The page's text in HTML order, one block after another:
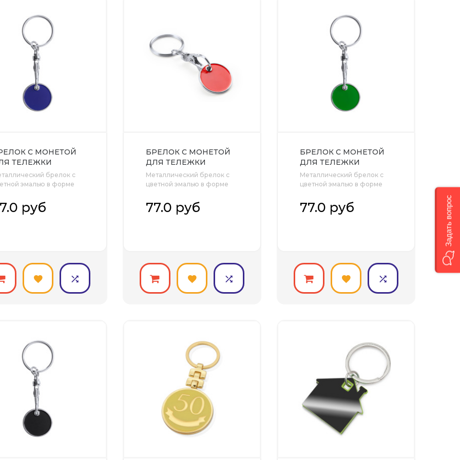
С МОНЕТОЙ
ТЕЛЕЖКИ
брелок с
эмалью в форме
руб
БРЕЛОК С МОНЕТОЙ
ДЛЯ ТЕЛЕЖКИ
СУПЕРМАРКЕТА,
КРАСНЫЙ
Металлический брелок с
цветной эмалью в форме
77.0 руб
БРЕЛОК С МОНЕТОЙ
ДЛЯ ТЕЛЕЖКИ
СУПЕРМАРКЕТА,
ПАПОРОТНИКОВЫЙ
Металлический брелок с
цветной эмалью в форме
77.0 руб Задать вопрос